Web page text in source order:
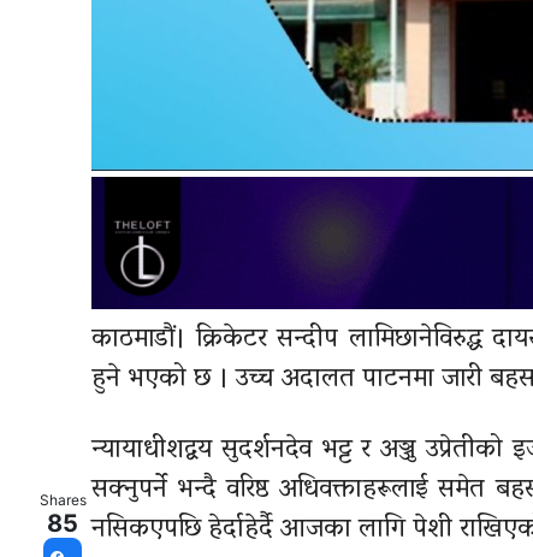
काठमाडौं। क्रिकेटर सन्दीप लामिछानेविरुद्ध
हुने भएको छ । उच्च अदालत पाटनमा जारी बहस
न्यायाधीशद्वय सुदर्शनदेव भट्ट र अञ्जु
सक्नुपर्ने भन्दै वरिष्ठ अधिवक्ताहरूलाई समेत
नसिकएपछि हेर्दाहेर्दै आजका लागि पेशी
Shares
85